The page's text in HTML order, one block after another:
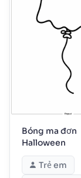
Bóng ma đơn
Halloween
Trẻ em